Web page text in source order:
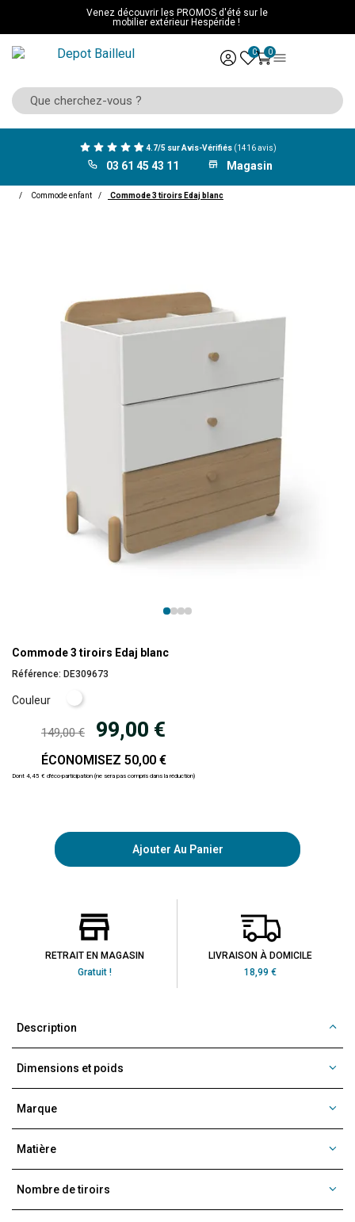
Venez découvrir les PROMOS d'été sur le
mobilier extérieur Hespéride !
0 0
4.7/5 sur Avis-Vérifiés (1416 avis)
03 61 45 43 11 Magasin
Commode enfant
Commode 3 tiroirs Edaj blanc
Commode 3 tiroirs Edaj blanc
Référence: DE309673
Couleur
Blanc
149,00 € 99,00 €
ÉCONOMISEZ 50,00 €
Dont 4,45 € d'éco-participation (ne sera pas compris dans la réduction)
Ajouter Au Panier
RETRAIT EN MAGASIN
Gratuit !
LIVRAISON À DOMICILE
18,99 €
Description
Dimensions et poids
Marque
Matière
Nombre de tiroirs